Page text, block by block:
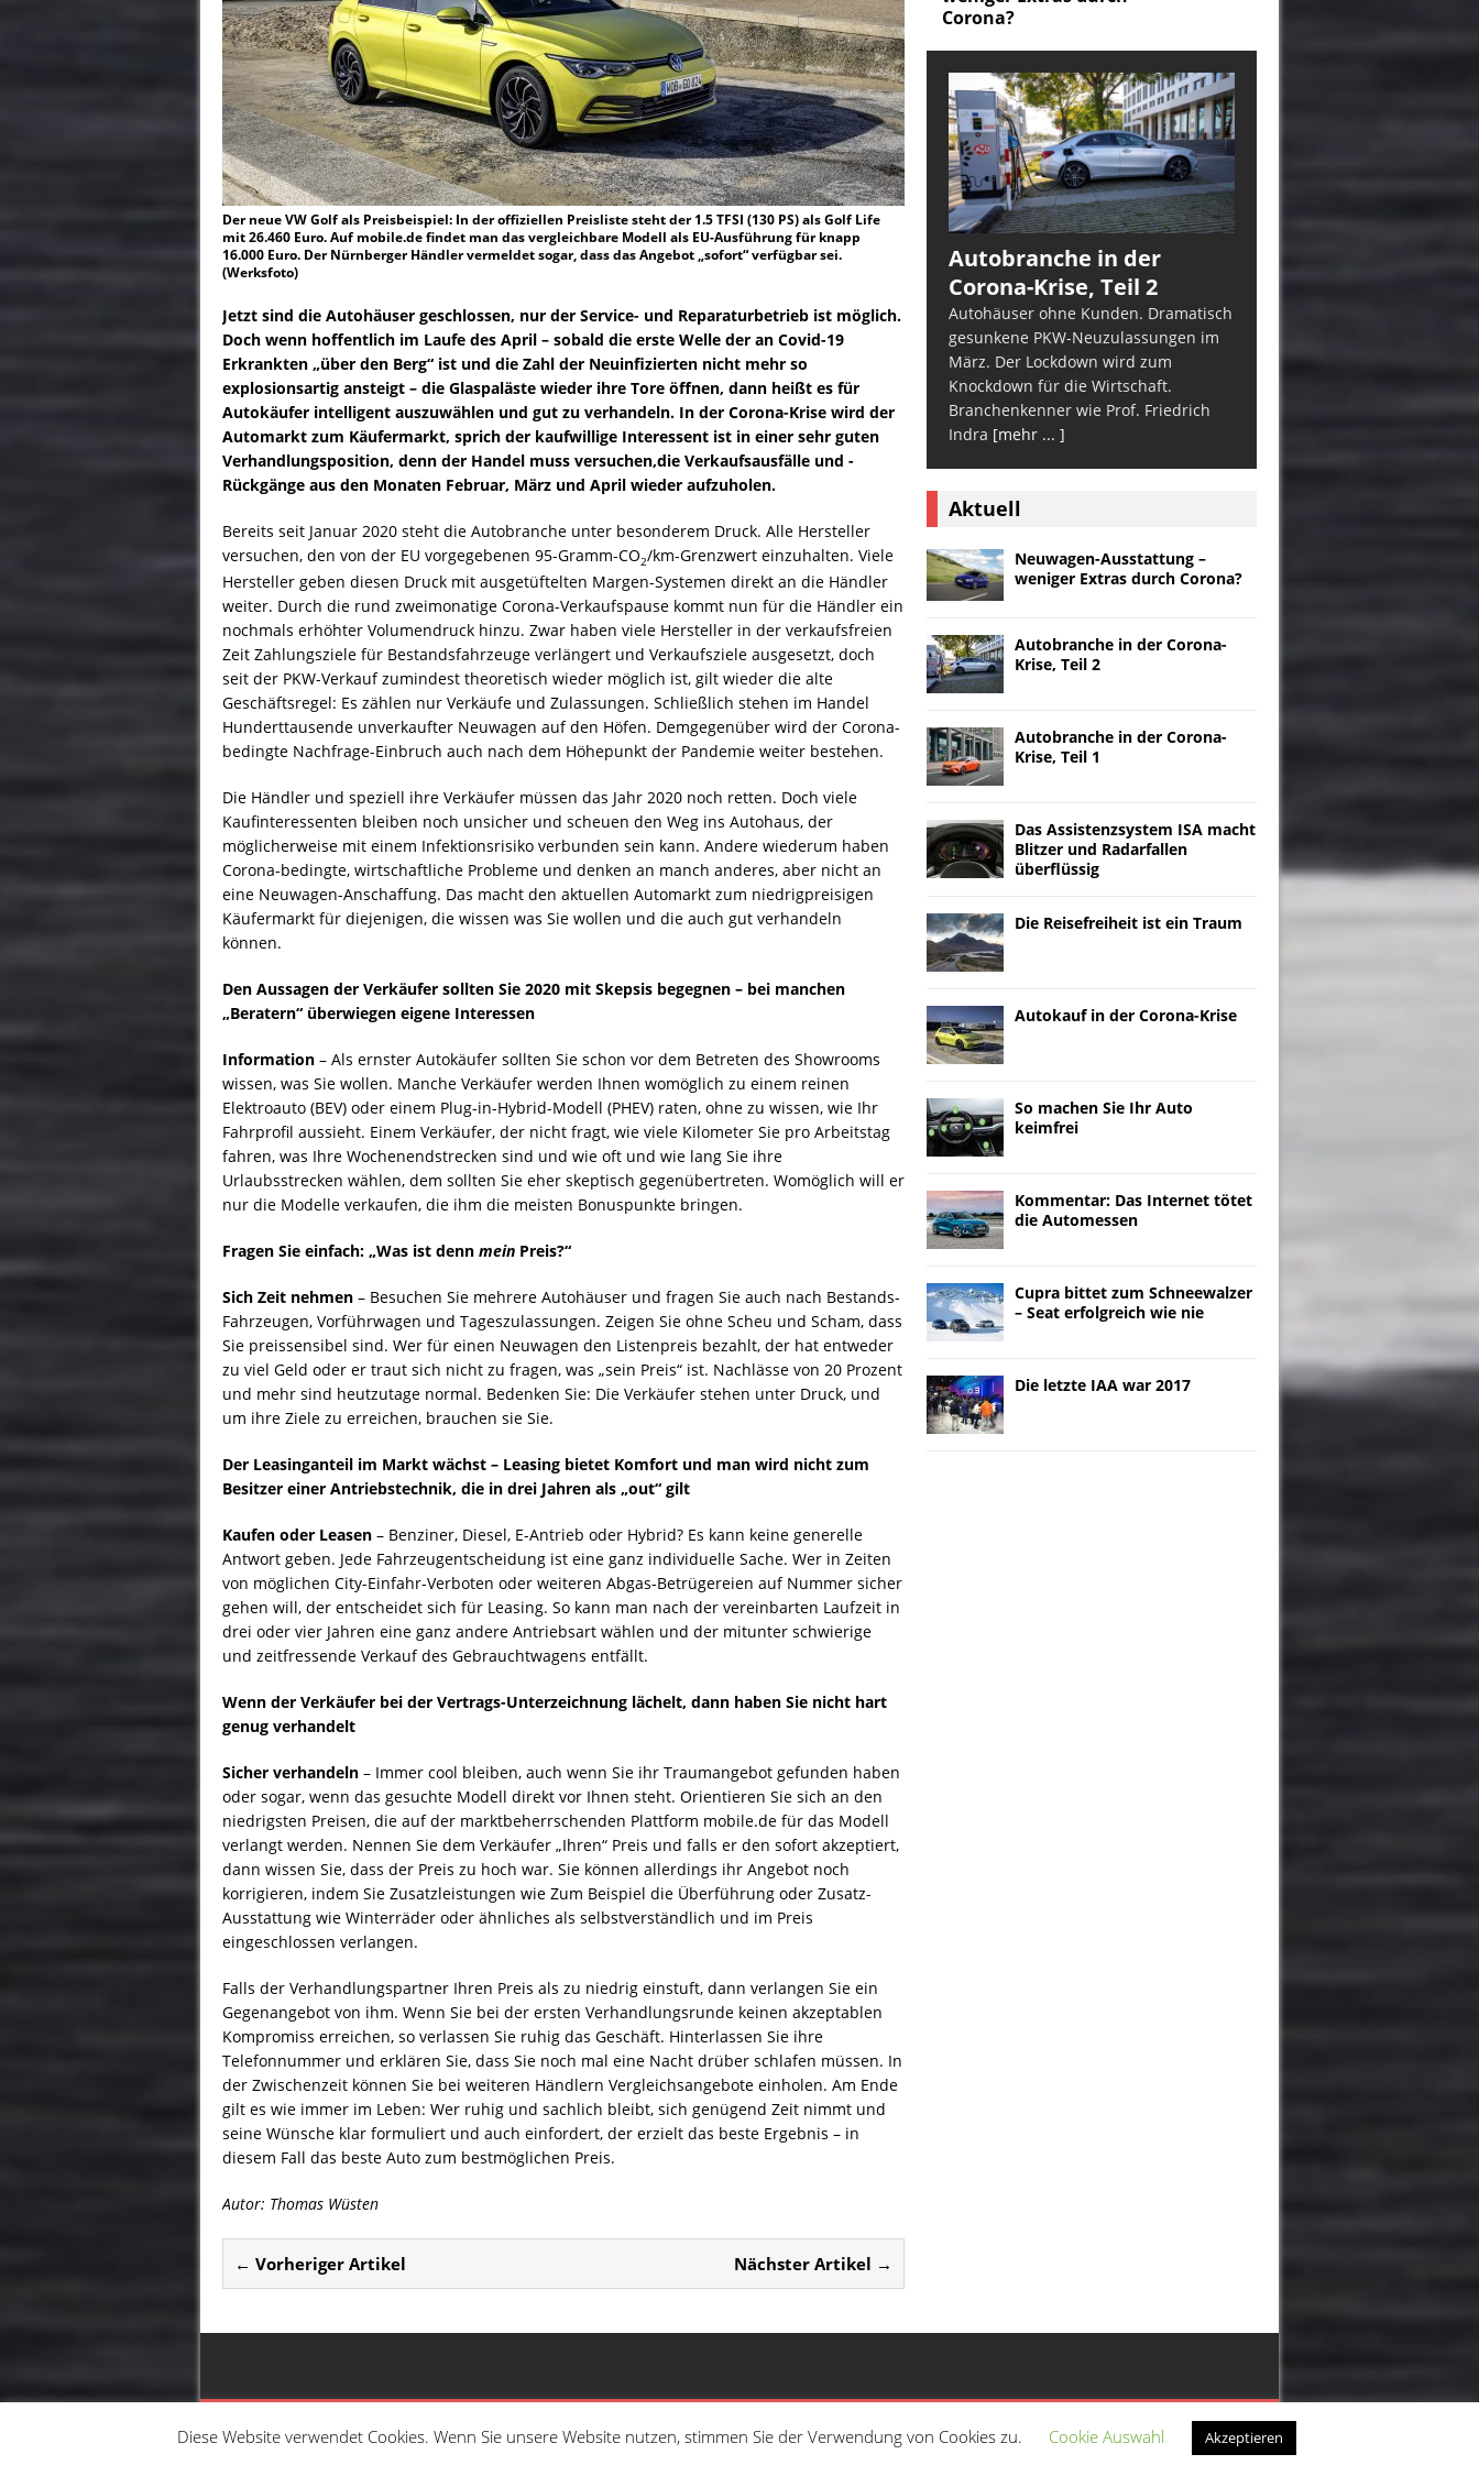
Der neue VW Golf als Preisbeispiel: In der offiziellen Preisliste steht der 1.5 TFSI (130 PS) als Golf Life
mit 26.460 Euro. Auf mobile.de findet man das vergleichbare Modell als EU-Ausführung für knapp
16.000 Euro. Der Nürnberger Händler vermeldet sogar, dass das Angebot „sofort“ verfügbar sei.
(Werksfoto)
Jetzt sind die Autohäuser geschlossen, nur der Service- und Reparaturbetrieb ist möglich.
Doch wenn hoffentlich im Laufe des April – sobald die erste Welle der an Covid-19
Erkrankten „über den Berg“ ist und die Zahl der Neuinfizierten nicht mehr so
explosionsartig ansteigt – die Glaspaläste wieder ihre Tore öffnen, dann heißt es für
Autokäufer intelligent auszuwählen und gut zu verhandeln. In der Corona-Krise wird der
Automarkt zum Käufermarkt, sprich der kaufwillige Interessent ist in einer sehr guten
Verhandlungsposition, denn der Handel muss versuchen,die Verkaufsausfälle und -
Rückgänge aus den Monaten Februar, März und April wieder aufzuholen.
Bereits seit Januar 2020 steht die Autobranche unter besonderem Druck. Alle Hersteller
versuchen, den von der EU vorgegebenen 95-Gramm-CO2/km-Grenzwert einzuhalten. Viele
Hersteller geben diesen Druck mit ausgetüftelten Margen-Systemen direkt an die Händler
weiter. Durch die rund zweimonatige Corona-Verkaufspause kommt nun für die Händler ein
nochmals erhöhter Volumendruck hinzu. Zwar haben viele Hersteller in der verkaufsfreien
Zeit Zahlungsziele für Bestandsfahrzeuge verlängert und Verkaufsziele ausgesetzt, doch
seit der PKW-Verkauf zumindest theoretisch wieder möglich ist, gilt wieder die alte
Geschäftsregel: Es zählen nur Verkäufe und Zulassungen. Schließlich stehen im Handel
Hunderttausende unverkaufter Neuwagen auf den Höfen. Demgegenüber wird der Corona-
bedingte Nachfrage-Einbruch auch nach dem Höhepunkt der Pandemie weiter bestehen.
Die Händler und speziell ihre Verkäufer müssen das Jahr 2020 noch retten. Doch viele
Kaufinteressenten bleiben noch unsicher und scheuen den Weg ins Autohaus, der
möglicherweise mit einem Infektionsrisiko verbunden sein kann. Andere wiederum haben
Corona-bedingte, wirtschaftliche Probleme und denken an manch anderes, aber nicht an
eine Neuwagen-Anschaffung. Das macht den aktuellen Automarkt zum niedrigpreisigen
Käufermarkt für diejenigen, die wissen was Sie wollen und die auch gut verhandeln
können.
Den Aussagen der Verkäufer sollten Sie 2020 mit Skepsis begegnen – bei manchen
„Beratern“ überwiegen eigene Interessen
Information – Als ernster Autokäufer sollten Sie schon vor dem Betreten des Showrooms
wissen, was Sie wollen. Manche Verkäufer werden Ihnen womöglich zu einem reinen
Elektroauto (BEV) oder einem Plug-in-Hybrid-Modell (PHEV) raten, ohne zu wissen, wie Ihr
Fahrprofil aussieht. Einem Verkäufer, der nicht fragt, wie viele Kilometer Sie pro Arbeitstag
fahren, was Ihre Wochenendstrecken sind und wie oft und wie lang Sie ihre
Urlaubsstrecken wählen, dem sollten Sie eher skeptisch gegenübertreten. Womöglich will er
nur die Modelle verkaufen, die ihm die meisten Bonuspunkte bringen.
Fragen Sie einfach: „Was ist denn mein Preis?“
Sich Zeit nehmen – Besuchen Sie mehrere Autohäuser und fragen Sie auch nach Bestands-
Fahrzeugen, Vorführwagen und Tageszulassungen. Zeigen Sie ohne Scheu und Scham, dass
Sie preissensibel sind. Wer für einen Neuwagen den Listenpreis bezahlt, der hat entweder
zu viel Geld oder er traut sich nicht zu fragen, was „sein Preis“ ist. Nachlässe von 20 Prozent
und mehr sind heutzutage normal. Bedenken Sie: Die Verkäufer stehen unter Druck, und
um ihre Ziele zu erreichen, brauchen sie Sie.
Der Leasinganteil im Markt wächst – Leasing bietet Komfort und man wird nicht zum
Besitzer einer Antriebstechnik, die in drei Jahren als „out“ gilt
Kaufen oder Leasen – Benziner, Diesel, E-Antrieb oder Hybrid? Es kann keine generelle
Antwort geben. Jede Fahrzeugentscheidung ist eine ganz individuelle Sache. Wer in Zeiten
von möglichen City-Einfahr-Verboten oder weiteren Abgas-Betrügereien auf Nummer sicher
gehen will, der entscheidet sich für Leasing. So kann man nach der vereinbarten Laufzeit in
drei oder vier Jahren eine ganz andere Antriebsart wählen und der mitunter schwierige
und zeitfressende Verkauf des Gebrauchtwagens entfällt.
Wenn der Verkäufer bei der Vertrags-Unterzeichnung lächelt, dann haben Sie nicht hart
genug verhandelt
Sicher verhandeln – Immer cool bleiben, auch wenn Sie ihr Traumangebot gefunden haben
oder sogar, wenn das gesuchte Modell direkt vor Ihnen steht. Orientieren Sie sich an den
niedrigsten Preisen, die auf der marktbeherrschenden Plattform mobile.de für das Modell
verlangt werden. Nennen Sie dem Verkäufer „Ihren“ Preis und falls er den sofort akzeptiert,
dann wissen Sie, dass der Preis zu hoch war. Sie können allerdings ihr Angebot noch
korrigieren, indem Sie Zusatzleistungen wie Zum Beispiel die Überführung oder Zusatz-
Ausstattung wie Winterräder oder ähnliches als selbstverständlich und im Preis
eingeschlossen verlangen.
Falls der Verhandlungspartner Ihren Preis als zu niedrig einstuft, dann verlangen Sie ein
Gegenangebot von ihm. Wenn Sie bei der ersten Verhandlungsrunde keinen akzeptablen
Kompromiss erreichen, so verlassen Sie ruhig das Geschäft. Hinterlassen Sie ihre
Telefonnummer und erklären Sie, dass Sie noch mal eine Nacht drüber schlafen müssen. In
der Zwischenzeit können Sie bei weiteren Händlern Vergleichsangebote einholen. Am Ende
gilt es wie immer im Leben: Wer ruhig und sachlich bleibt, sich genügend Zeit nimmt und
seine Wünsche klar formuliert und auch einfordert, der erzielt das beste Ergebnis – in
diesem Fall das beste Auto zum bestmöglichen Preis.
Autor: Thomas Wüsten
← Vorheriger Artikel Nächster Artikel →
Corona?
Autobranche in der
Corona-Krise, Teil 2
Autohäuser ohne Kunden. Dramatisch
gesunkene PKW-Neuzulassungen im
März. Der Lockdown wird zum
Knockdown für die Wirtschaft.
Branchenkenner wie Prof. Friedrich
Indra [mehr ... ]
Aktuell
Neuwagen-Ausstattung –
weniger Extras durch Corona?
Autobranche in der Corona-
Krise, Teil 2
Autobranche in der Corona-
Krise, Teil 1
Das Assistenzsystem ISA macht
Blitzer und Radarfallen
überflüssig
Die Reisefreiheit ist ein Traum
Autokauf in der Corona-Krise
So machen Sie Ihr Auto
keimfrei
Kommentar: Das Internet tötet
die Automessen
Cupra bittet zum Schneewalzer
– Seat erfolgreich wie nie
Die letzte IAA war 2017
© AutoAmbition Business Service GmbH | Gestaltung: KH.Hergarten
Diese Website verwendet Cookies. Wenn Sie unsere Website nutzen, stimmen Sie der Verwendung von Cookies zu. Cookie Auswahl Akzeptieren